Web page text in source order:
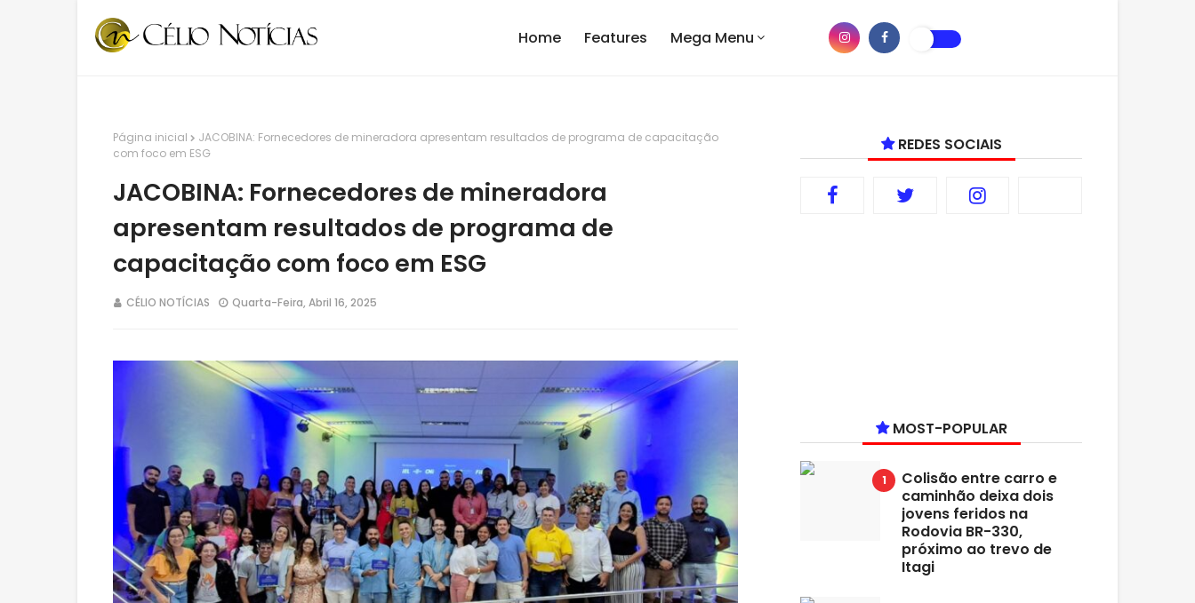
Home Features Mega Menu
Página inicial
JACOBINA: Fornecedores de mineradora apresentam resultados de programa de capacitação
com foco em ESG
JACOBINA: Fornecedores de mineradora
apresentam resultados de programa de
capacitação com foco em ESG
CÉLIO NOTÍCIAS Quarta-Feira, Abril 16, 2025
REDES SOCIAIS
MOST-POPULAR
Colisão entre carro e
caminhão deixa dois
jovens feridos na
Rodovia BR-330,
próximo ao trevo de
Itagi